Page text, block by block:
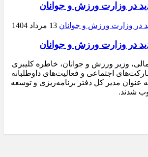
در وزارت ورزش و جوانان
13 مرداد 1404
در وزارت ورزش و جوانان
وزیر ورزش و جوانان، خاطره کلیبری
اجتماعی و فعالیت‌های داوطلبانه
عنوان مدیر کل دفتر برنامه‌ریزی و توسعه
شدند.